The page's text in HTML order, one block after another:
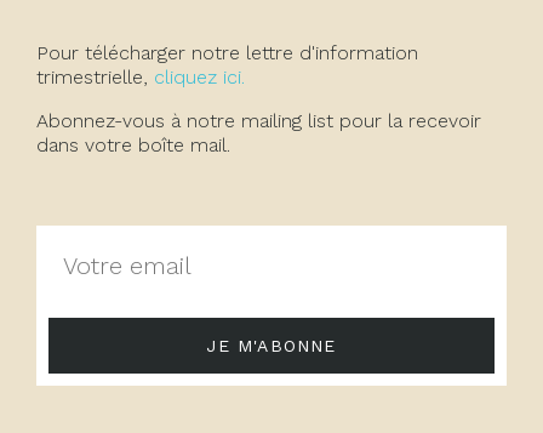
Pour télécharger notre lettre d'information
trimestrielle, cliquez ici.
Abonnez-vous à notre mailing list pour la recevoir
dans votre boîte mail.
JE M'ABONNE